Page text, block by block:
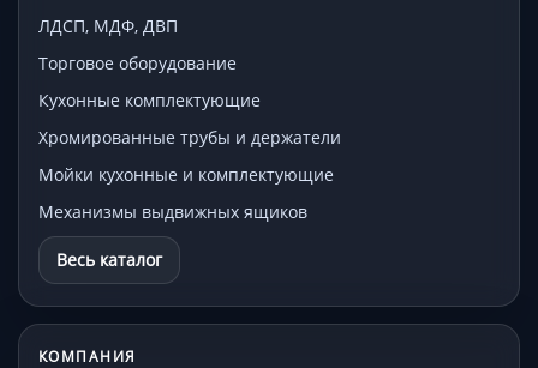
ЛДСП, МДФ, ДВП
Торговое оборудование
Кухонные комплектующие
Хромированные трубы и держатели
Мойки кухонные и комплектующие
Механизмы выдвижных ящиков
Весь каталог
КОМПАНИЯ